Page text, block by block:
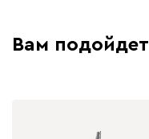
Вам подойдет